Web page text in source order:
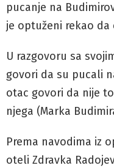
pucanje na
je optuženi rekao
U razgovoru sa
govori da su pucali
otac govori da nije
njega (Marka
Prema navodima iz
oteli Zdravka